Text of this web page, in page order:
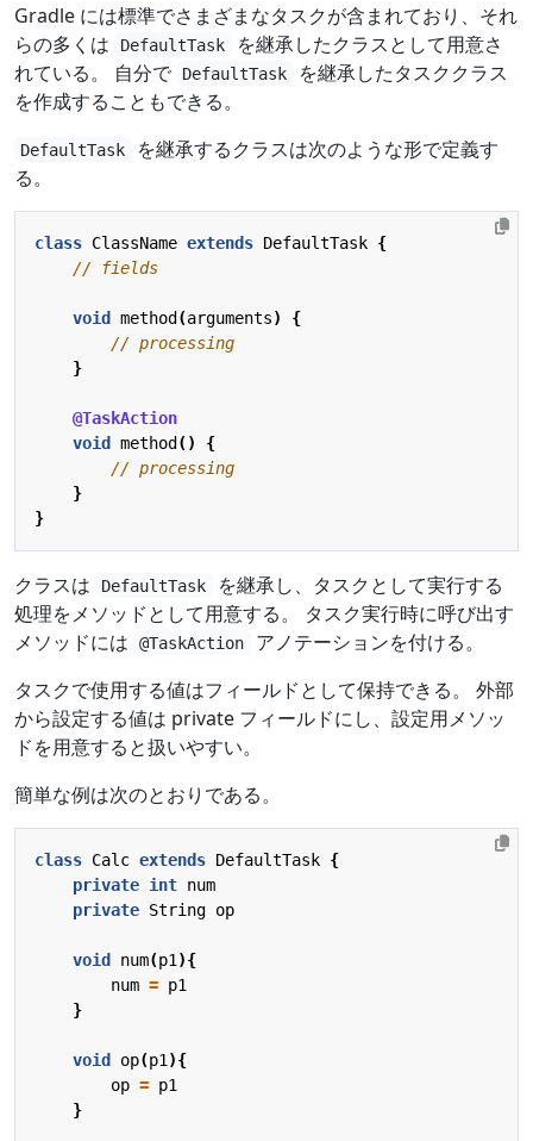
Gradle には標準でさまざまなタスクが含まれており、それ
らの多くは
DefaultTask
を継承したクラスとして用意さ
れている。 自分で
DefaultTask
を継承したタスククラス
を作成することもできる。
DefaultTask
を継承するクラスは次のような形で定義す
る。
class ClassName extends DefaultTask {
// fields
void method (arguments)
{
// processing
}
@TaskAction
void
method ()
{
// processing
}
}
クラスは DefaultTask
を継承し、タスクとして実行する
処理をメソッドとして用意する。 タスク実行時に呼び出す
メソッドには
@TaskAction
アノテーションを付ける。
タスクで使用する値はフィールドとして保持できる。 外部
から設定する値は private フィールドにし、設定用メソッ
ドを用意すると扱いやすい。
簡単な例は次のとおりである。
class Calc extends DefaultTask {
private int num
private String op
void num(p1 ){
num = p1
}
void op(p1 ){
op = p1
}